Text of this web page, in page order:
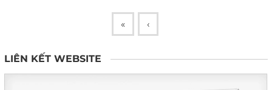
« ‹
LIÊN KẾT WEBSITE